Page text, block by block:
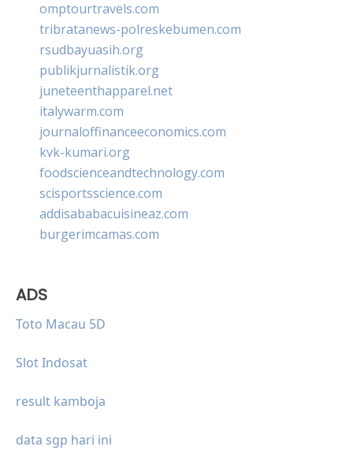
omptourtravels.com
tribratanews-polreskebumen.com
rsudbayuasih.org
publikjurnalistik.org
juneteenthapparel.net
italywarm.com
journaloffinanceeconomics.com
kvk-kumari.org
foodscienceandtechnology.com
scisportsscience.com
addisababacuisineaz.com
burgerimcamas.com
ADS
Toto Macau 5D
Slot Indosat
result kamboja
data sgp hari ini